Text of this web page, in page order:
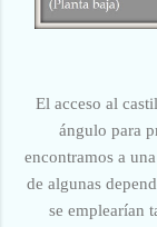
El acceso al
ángulo para
encontramos a
de algunas
se emplearían